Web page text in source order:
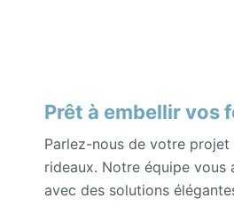
Prêt à embellir vos
Parlez-nous de votre
rideaux. Notre équipe vous
avec des solutions